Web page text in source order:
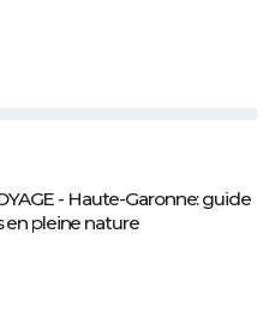
- Haute-Garonne: guide
en pleine nature